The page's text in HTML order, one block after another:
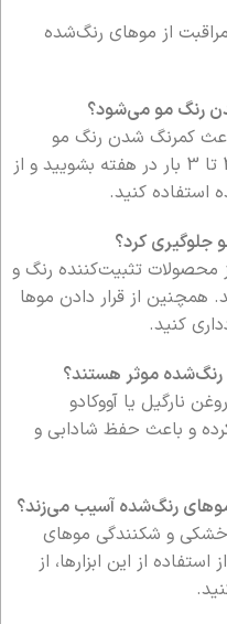
از موهای رنگ‌شده
کمرنگ شدن رنگ مو
شود. بهتر است موهای رنگ‌شده را 2 تا 3 بار در هفته بشویید و از
کنید.
محصولات تثبیت‌کننده رنگ و
همچنین از قرار دادن موها
کنید.
نارگیل یا آووکادو
و باعث حفظ شادابی و
خشکی و شکنندگی موهای
از این ابزارها، از